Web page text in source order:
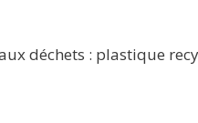
déchets : plastique